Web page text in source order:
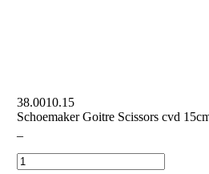
38.0010.15
Schoemaker Goitre Scissors cvd
–